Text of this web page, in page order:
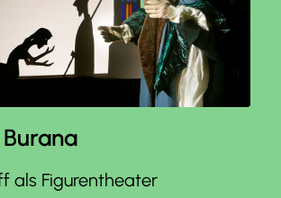
als Figurentheater